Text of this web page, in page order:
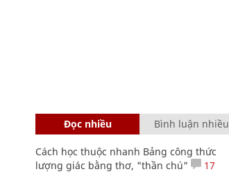
Đọc nhiều Bình luận nhiều
Cách học thuộc nhanh Bảng công thức
lượng giác bằng thơ, "thần chú"
17